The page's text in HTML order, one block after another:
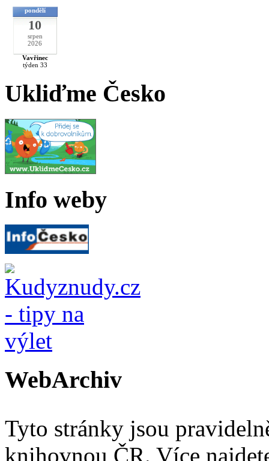
pondělí
10
srpen
2026
Vavřinec
týden 33
Ukliďme Česko
Info weby
WebArchiv
Tyto stránky jsou
knihovnou ČR. Více